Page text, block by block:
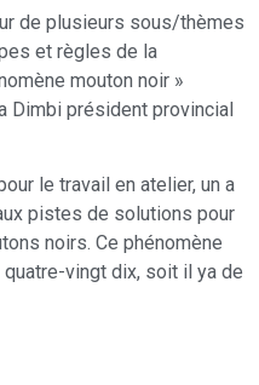
de plusieurs sous/thèmes
et règles de la
mouton noir »
Dimbi président provincial
le travail en atelier, un a
pistes de solutions pour
noirs. Ce phénomène
vingt dix, soit il ya de